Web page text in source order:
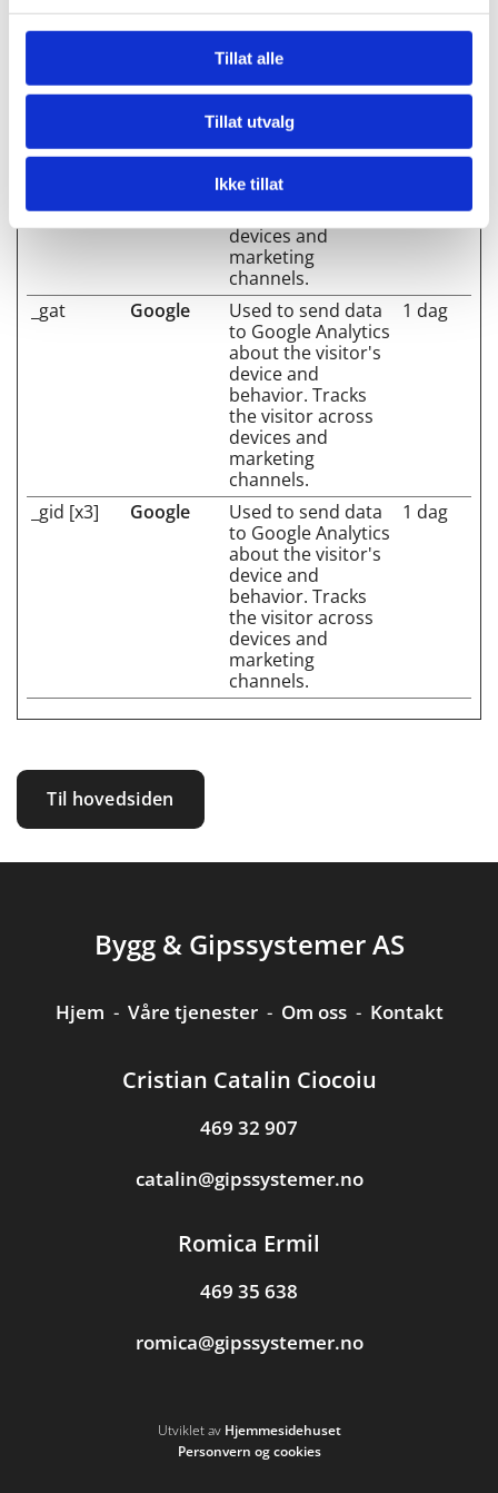
Tillat alle
Tillat utvalg
Ikke tillat
the visitor across
devices and
marketing
Used to send data
to Google Analytics
about the visitor's
device and
behavior. Tracks
the visitor across
devices and
marketing
channels.
_gat Google
Used to send data
to Google Analytics
about the visitor's
device and
behavior. Tracks
the visitor across
devices and
marketing
channels.
1 dag
_gid [x3] Google
Used to send data
to Google Analytics
about the visitor's
device and
behavior. Tracks
the visitor across
devices and
marketing
channels.
1 dag
Til hovedsiden
Bygg & Gipssystemer AS
Hjem - Våre tjenester- Om oss - Kontakt
Cristian Catalin Ciocoiu
469 32 907
catalin@gipssystemer.no
Romica Ermil
469 35 638
romica@gipssystemer.no
Utviklet av Hjemmesidehuset
Personvern og cookies